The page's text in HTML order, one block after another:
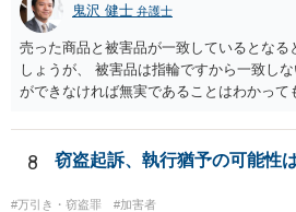
鬼沢 健士 弁護士
売った商品と被害品が一致しているとなる
しょうが、 被害品は指輪ですから一致し
ができなければ無実であることはわかって
8 窃盗起訴、執行猶予の可能性
#万引き・窃盗罪 #加害者